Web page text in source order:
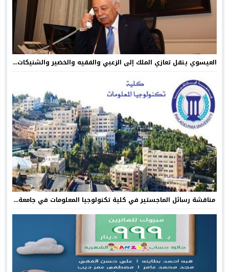
العيسوي ينقل تعازي الملك إلى الزعبي والفقيه والخضير والشنيكات...
مناقشة رسائل الماجستير في كلية تكنولوجيا المعلومات في جامعة...